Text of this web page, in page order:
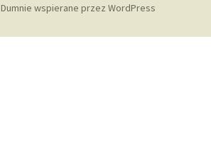
Dumnie wspierane przez WordPress